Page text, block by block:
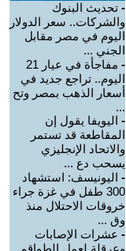
- تحديث البنوك
والشركات.. سعر الدولار
اليوم في مصر مقابل
الجني ...
-
مفاجأة في عيار 21
اليوم.. تراجع جديد في
أسعار الذهب بمصر وتح
...
- اليويفا يقول إن
المقاطعة قد تستمر
والاتحاد الإنجليزي
يسحب دع ...
- اليونيسف: استشهاد
300 طفل في غزة جراء
خروقات الاحتلال منذ
وق ...
- عشرات الإصابات
وعرقلة لعمل الطواقم